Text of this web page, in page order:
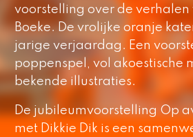
voorstelling over de verhalen
Boeke. De vrolijke oranje
jarige verjaardag. Een
poppenspel, vol akoestische
bekende illustraties.
De jubileumvoorstelling Op
met Dikkie Dik is een